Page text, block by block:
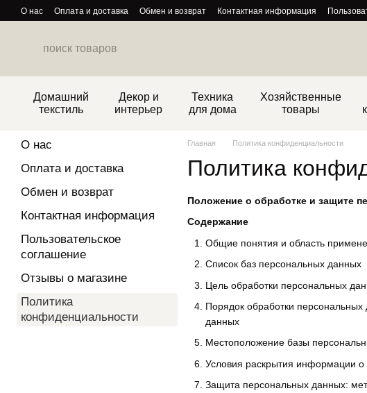
Перейти к основному контенту
О нас Оплата и доставка Обмен и возврат Контактная информация
Домашний
текстиль
Декор и
интерьер
Техника
для дома
Хозяйственные
товары
Главная Политика конфиденциальности
Политика
Положение о обработке и защите
Содержание
Общие понятия и область
Список баз персональных данных
Цель обработки персональных
Порядок обработки
данных
Местоположение базы
Условия раскрытия информации
Защита персональных данных:
О нас
Оплата и доставка
Обмен и возврат
Контактная информация
Пользовательское
соглашение
Отзывы о магазине
Политика
конфиденциальности